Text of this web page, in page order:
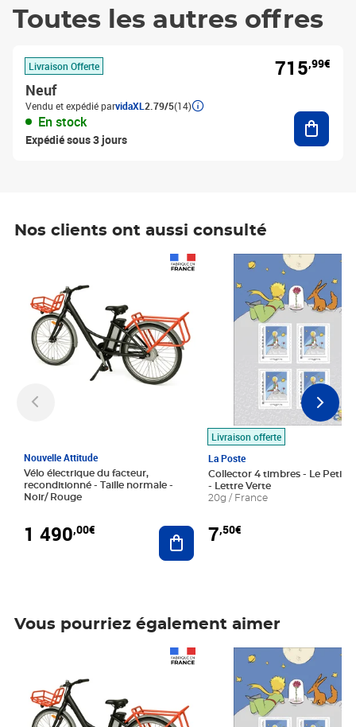
Toutes les autres offres
Livraison Offerte
Neuf
Vendu et expédié parvidaXL 2.79/5(14)
En stock
Expédié sous 3 jours
715,99€
Nos clients ont aussi consulté
Nouvelle Attitude
Vélo électrique du facteur,
reconditionné - Taille normale -
Noir/ Rouge
1 490,00€ Ajouter au panier
Livraison offerte
La Poste
Collector 4 timbres - Le Petit
- Lettre Verte
20g / France
7,50€
Prix 7,50€
Vous pourriez également aimer
Prix 7,50€